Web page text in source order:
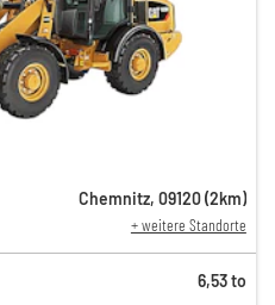
Chemnitz, 09120(2km)
+ weitere Standorte
6,53 to